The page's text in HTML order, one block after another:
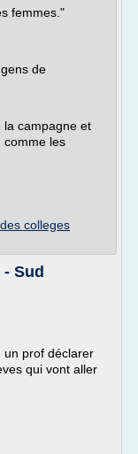
femmes."
de
la campagne et
comme les
colleges
Sud
un prof déclarer
qui vont aller